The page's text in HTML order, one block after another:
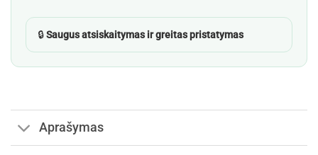
🔒Saugus atsiskaitymas ir greitas pristatymas
Aprašymas